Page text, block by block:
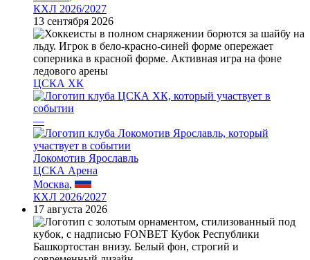
КХЛ 2026/2027
13 сентября 2026
ЦСКА ХК
—
Локомотив Ярославль
ЦСКА Арена
Москва,
КХЛ 2026/2027
17 августа 2026